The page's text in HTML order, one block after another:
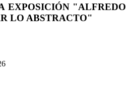
EXPOSICIÓN "ALFREDO
LO ABSTRACTO"